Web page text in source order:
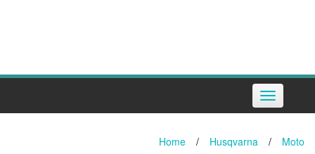
Toggle
navigation
Home / Husqvarna / Moto